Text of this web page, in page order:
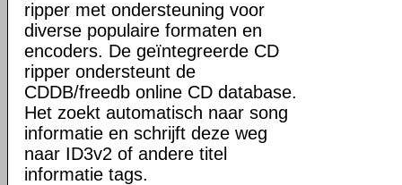
ripper met ondersteuning voor
diverse populaire formaten en
encoders. De geïntegreerde CD
ripper ondersteunt de
CDDB/freedb online CD database.
Het zoekt automatisch naar song
informatie en schrijft deze weg
naar ID3v2 of andere titel
informatie tags.